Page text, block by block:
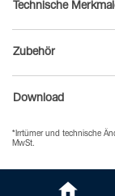
Technische
Zubehör
Download
*Irrtümer und technische
MwSt.